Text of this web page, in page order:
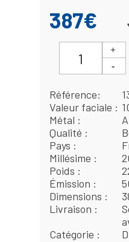
387€
Référence
Valeur faciale
Métal
Qualité
Pays
Millésime
Poids
Émission
Dimensions
Livraison
Catégorie